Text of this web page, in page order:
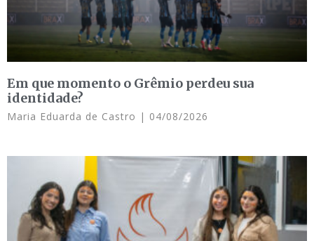
Em que momento o Grêmio perdeu sua
identidade?
Maria Eduarda de Castro 04/08/2026